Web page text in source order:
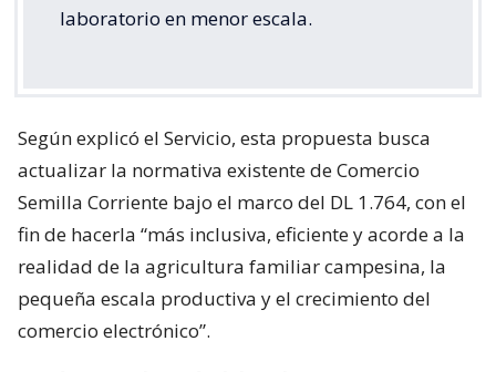
laboratorio en menor escala.
Según explicó el Servicio, esta propuesta busca
actualizar la normativa existente de Comercio
Semilla Corriente bajo el marco del DL 1.764, con el
fin de hacerla “más inclusiva, eficiente y acorde a la
realidad de la agricultura familiar campesina, la
pequeña escala productiva y el crecimiento del
comercio electrónico”.